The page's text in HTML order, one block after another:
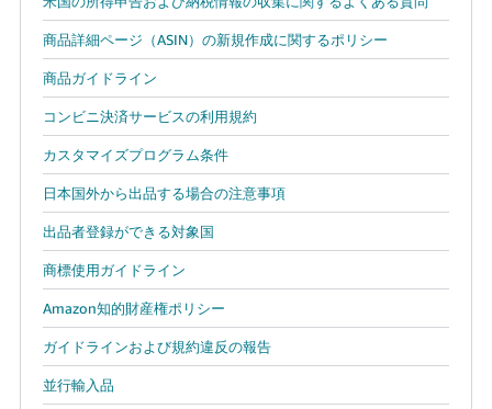
商品詳細ページ（ASIN）の新規作成に関するポリシー
商品ガイドライン
コンビニ決済サービスの利用規約
カスタマイズプログラム条件
日本国外から出品する場合の注意事項
出品者登録ができる対象国
商標使用ガイドライン
Amazon知的財産権ポリシー
ガイドラインおよび規約違反の報告
並行輸入品